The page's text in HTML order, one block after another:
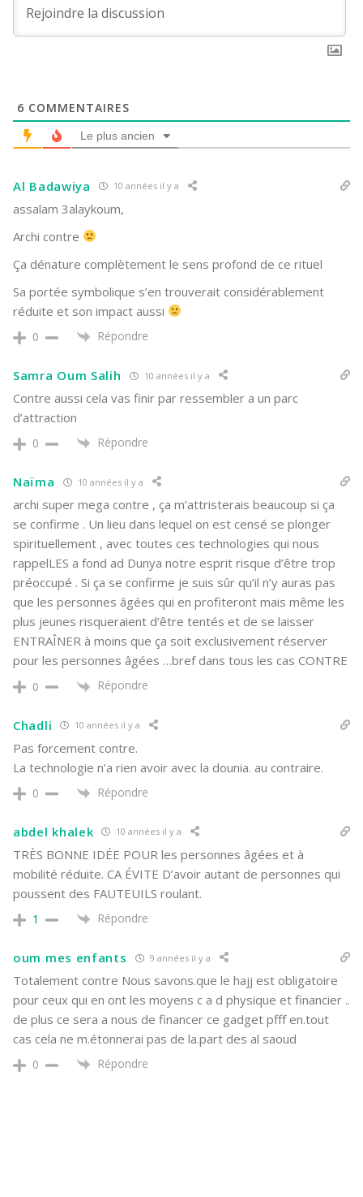
6 COMMENTAIRES
Le plus ancien
Al Badawiya 10 années il y a
assalam 3alaykoum,
Archi contre
Ça dénature complètement le sens profond de ce rituel
Sa portée symbolique s’en trouverait considérablement
réduite et son impact aussi
0 Répondre
Samra Oum Salih 10 années il y a
Contre aussi cela vas finir par ressembler a un parc
d’attraction
0 Répondre
Naïma 10 années il y a
archi super mega contre , ça m’attristerais beaucoup si ça
se confirme . Un lieu dans lequel on est censé se plonger
spirituellement , avec toutes ces technologies qui nous
rappelLES a fond ad Dunya notre esprit risque d’être trop
préoccupé . Si ça se confirme je suis sûr qu’il n’y auras pas
que les personnes âgées qui en profiteront mais même les
plus jeunes risqueraient d’être tentés et de se laisser
ENTRAÎNER à moins que ça soit exclusivement réserver
pour les personnes âgées …bref dans tous les cas CONTRE
0 Répondre
Chadli 10 années il y a
Pas forcement contre.
La technologie n’a rien avoir avec la dounia. au contraire.
0 Répondre
abdel khalek 10 années il y a
TRÈS BONNE IDÉE POUR les personnes âgées et à
mobilité réduite. CA ÉVITE D’avoir autant de personnes qui
poussent des FAUTEUILS roulant.
1 Répondre
oum mes enfants 9 années il y a
Totalement contre Nous savons.que le hajj est obligatoire
pour ceux qui en ont les moyens c a d physique et financier ..
de plus ce sera a nous de financer ce gadget pfff en.tout
cas cela ne m.étonnerai pas de la.part des al saoud
0 Répondre